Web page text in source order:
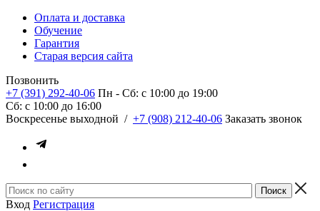
Оплата и доставка
Обучение
Гарантия
Старая версия сайта
Позвонить
+7 (391) 292-40-06 Пн - Сб: c 10:00 до 19:00
Сб: c 10:00 до 16:00
​Воскресенье выходной / +7 (908) 212-40-06 Заказать звонок
Вход Регистрация